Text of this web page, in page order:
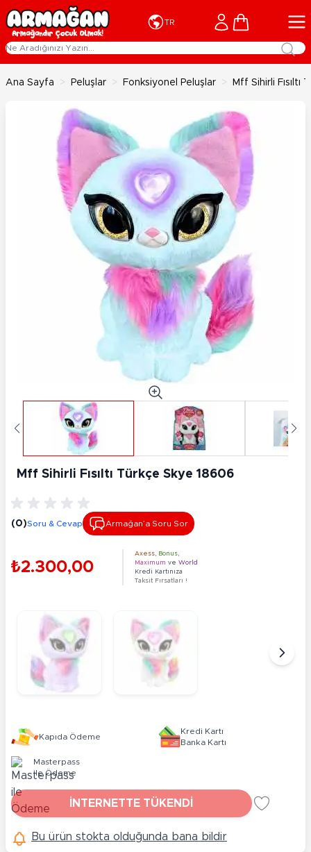
İçeriğe geç
TR Cart
Ana Sayfa > Peluşlar > Fonksiyonel Peluşlar > Mff Sihirli Fısıltı
Mff Sihirli Fısıltı Türkçe Skye 18606
(0)Soru & Cevap Armağan’a Soru Sor
₺2.300,00
Axess Bonus
Maximum ve World
Kredi Kartınıza
Taksit Fırsatları !
Kapıda Ödeme
Kredi Kartı
Banka Kartı
Masterpass
ile Ödeme
İNTERNETTE TÜKENDİ
Bu ürün stokta olduğunda bana bildir